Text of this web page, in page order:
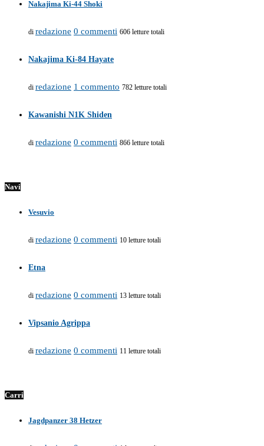
Nakajima Ki-44 Shoki
di redazione 0 commenti 606 letture totali
Nakajima Ki-84 Hayate
di redazione 1 commento 782 letture totali
Kawanishi N1K Shiden
di redazione 0 commenti 866 letture totali
Navi
Vesuvio
di redazione 0 commenti 10 letture totali
Etna
di redazione 0 commenti 13 letture totali
Vipsanio Agrippa
di redazione 0 commenti 11 letture totali
Carri
Jagdpanzer 38 Hetzer